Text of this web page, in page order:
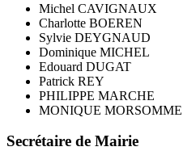
Michel CAVIGNAUX
Charlotte BOEREN
Sylvie DEYGNAUD
Dominique MICHEL
Edouard DUGAT
Patrick REY
PHILIPPE MARCHE
MONIQUE MORSOMME
Secrétaire de Mairie